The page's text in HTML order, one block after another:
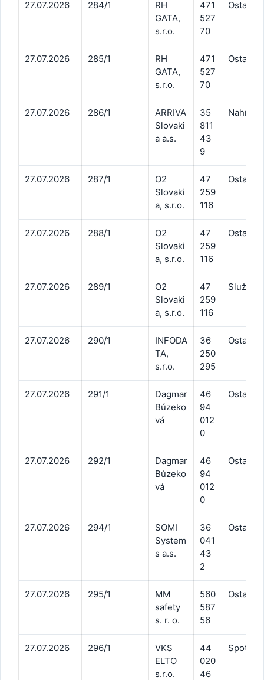
27.07.2026 284/1
RH
GATA,
s.r.o.
471
527
70
27.07.2026 285/1
RH
GATA,
s.r.o.
471
527
70
27.07.2026 286/1
ARRIVA
Slovaki
a a.s.
35
811
43
9
27.07.2026 287/1
O2
Slovaki
a, s.r.o.
47
259
116
Ostatné
27.07.2026 288/1
O2
Slovaki
a, s.r.o.
47
259
116
Ostatné
27.07.2026 289/1
O2
Slovaki
a, s.r.o.
47
259
116
Služby
27.07.2026 290/1
INFODA
TA,
s.r.o.
36
250
295
Ostatné
27.07.2026 291/1
Dagmar
Búzeko
vá
46
94
012
0
27.07.2026 292/1
Dagmar
Búzeko
vá
46
94
012
0
27.07.2026 294/1
SOMI
System
s a.s.
36
041
43
2
Ostatné
27.07.2026 295/1
MM
safety
s. r. o.
560
587
56
Ostatné
27.07.2026 296/1
VKS
ELTO
s.r.o.
44
020
46